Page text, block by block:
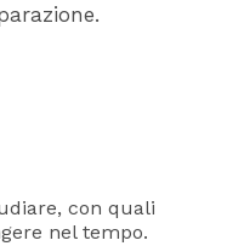
con quali
nel tempo.